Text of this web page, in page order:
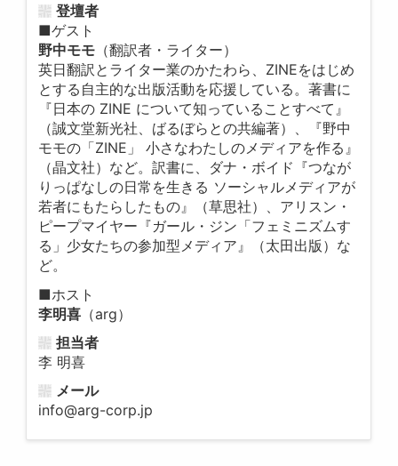
登壇者
■ゲスト
野中モモ（翻訳者・ライター）
英日翻訳とライター業のかたわら、ZINEをはじめ
とする自主的な出版活動を応援している。著書に
『日本の ZINE について知っていることすべて』
（誠文堂新光社、ばるぼらとの共編著）、『野中
モモの「ZINE」 小さなわたしのメディアを作る』
（晶文社）など。訳書に、ダナ・ボイド『つなが
りっぱなしの日常を生きる ソーシャルメディアが
若者にもたらしたもの』（草思社）、アリスン・
ピープマイヤー『ガール・ジン「フェミニズムす
る」少女たちの参加型メディア』（太田出版）な
ど。
■ホスト
李明喜（arg）
担当者
李 明喜
メール
info@arg-corp.jp